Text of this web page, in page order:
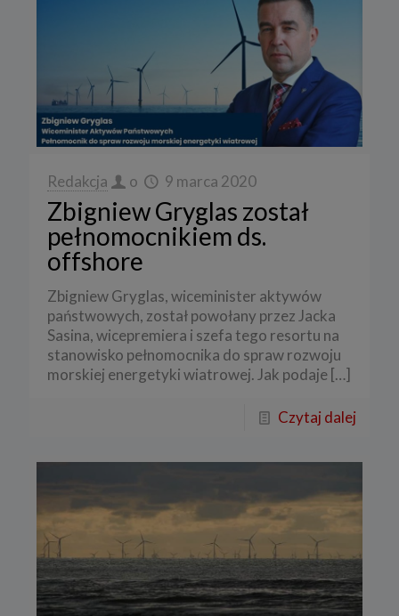
Redakcja o 9 marca 2020
Zbigniew Gryglas został
pełnomocnikiem ds.
offshore
Zbigniew Gryglas, wiceminister aktywów
państwowych, został powołany przez Jacka
Sasina, wicepremiera i szefa tego resortu na
stanowisko pełnomocnika do spraw rozwoju
morskiej energetyki wiatrowej. Jak podaje […]
Czytaj dalej